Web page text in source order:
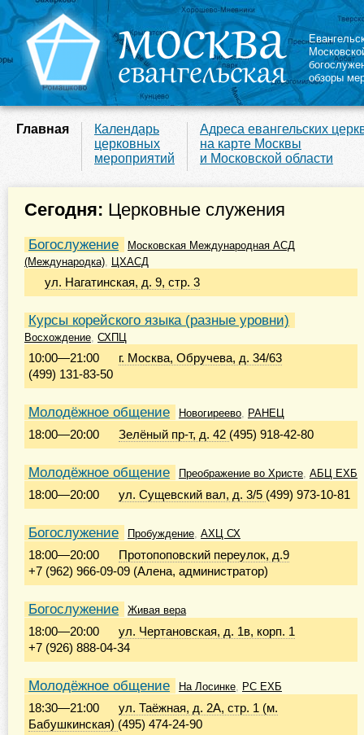
обзоры
Главная
Календарь
церковных
мероприятий
Адреса евангельских
на карте Москвы
и Московской области
Сегодня: Церковные служения
Богослужение
Московская Международная АСД
(Международка), ЦХАСД
ул. Нагатинская, д. 9, стр. 3
Курсы корейского языка (разные уровни)
Восхождение, СХПЦ
10:00—21:00
г. Москва, Обручева, д. 34/63
(499) 131-83-50
Молодёжное общение Новогиреево, РАНЕЦ
18:00—20:00 Зелёный пр-т, д. 42 (495) 918-42-80
Молодёжное общение Преображение во Христе, АБЦ ЕХБ
18:00—20:00 ул. Сущевский вал, д. 3/5 (499) 973-10-81
Богослужение Пробуждение, АХЦ СХ
18:00—20:00
Протопоповский переулок, д.9
+7 (962) 966-09-09 (Алена, администратор)
Богослужение Живая вера
18:00—20:00
ул. Чертановская, д. 1в, корп. 1
+7 (926) 888-04-34
Молодёжное общение На Лосинке, РС ЕХБ
18:30—21:00
ул. Таёжная, д. 2А, стр. 1 (м.
Бабушкинская) (495) 474-24-90